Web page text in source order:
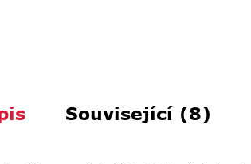
Související (8)